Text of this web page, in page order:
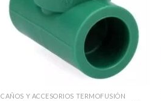
CAÑOS Y ACCESORIOS TERMOFUSIÓN